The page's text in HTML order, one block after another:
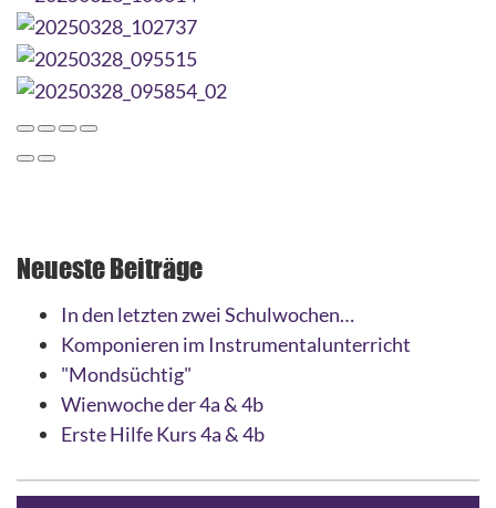
Neueste Beiträge
In den letzten zwei Schulwochen…
Komponieren im Instrumentalunterricht
"Mondsüchtig"
Wienwoche der 4a & 4b
Erste Hilfe Kurs 4a & 4b